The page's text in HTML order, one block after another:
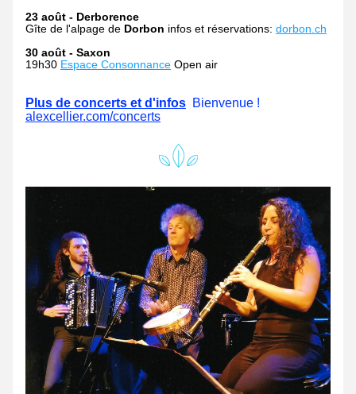
23 août - Derborence
Gîte de l'alpage de Dorbon infos et réservations: dorbon.ch
30 août - Saxon
19h30 Espace Consonnance Open air
Plus de concerts et d'infos
alexcellier.com/concerts